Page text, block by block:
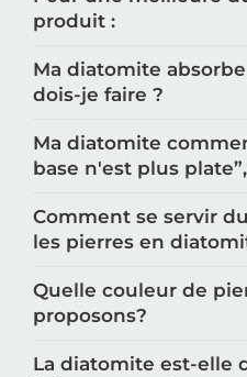
produit :
Ma diatomite
dois-je faire ?
Ma diatomite
base n'est plus
Comment se servir
les pierres en
Quelle couleur de
proposons?
La diatomite est-elle